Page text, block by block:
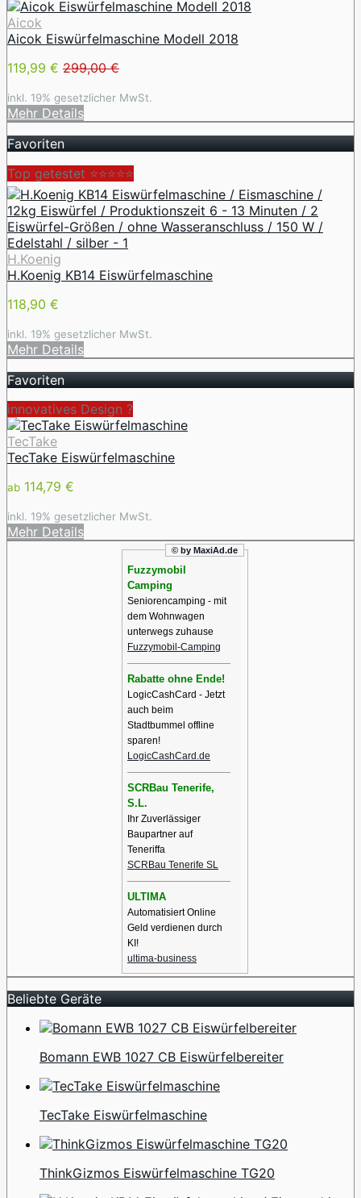
Aicok
Aicok Eiswürfelmaschine Modell 2018
119,99 € 299,00 €
inkl. 19% gesetzlicher MwSt.
Mehr Details
Favoriten
Top getestet ⭐⭐⭐⭐⭐
H.Koenig
H.Koenig KB14 Eiswürfelmaschine
118,90 €
inkl. 19% gesetzlicher MwSt.
Mehr Details
Favoriten
innovatives Design ️?
TecTake
TecTake Eiswürfelmaschine
ab 114,79 €
inkl. 19% gesetzlicher MwSt.
Mehr Details
© by MaxiAd.de
Fuzzymobil
Camping
Seniorencamping - mit
dem Wohnwagen
unterwegs zuhause
Fuzzymobil-Camping
Rabatte ohne Ende!
LogicCashCard - Jetzt
auch beim
Stadtbummel offline
sparen!
LogicCashCard.de
SCRBau Tenerife,
S.L.
Ihr Zuverlässiger
Baupartner auf
Teneriffa
SCRBau Tenerife SL
ULTIMA
Automatisiert Online
Geld verdienen durch
KI!
ultima-business
Beliebte Geräte
Bomann EWB 1027 CB Eiswürfelbereiter
TecTake Eiswürfelmaschine
ThinkGizmos Eiswürfelmaschine TG20